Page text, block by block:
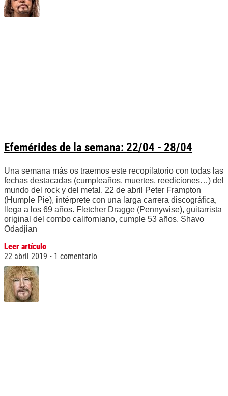
Efemérides de la semana: 22/04 - 28/04
Una semana más os traemos este recopilatorio con todas las
fechas destacadas (cumpleaños, muertes, reediciones…) del
mundo del rock y del metal. 22 de abril Peter Frampton
(Humple Pie), intérprete con una larga carrera discográfica,
llega a los 69 años. Fletcher Dragge (Pennywise), guitarrista
original del combo californiano, cumple 53 años. Shavo
Odadjian
Leer artículo
22 abril 2019
1 comentario